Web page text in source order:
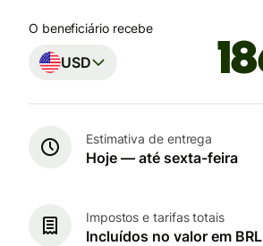
O beneficiário recebe
USD
Estimativa de entrega
Hoje — até sexta-feira
Impostos e tarifas totais
Incluídos no valor em BRL